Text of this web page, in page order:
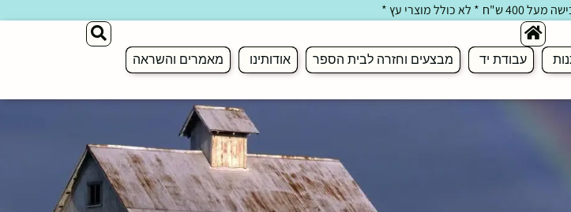
400 ש"ח * לא כולל מוצרי עץ *
עבודת יד מבצעים וחזרה לבית הספר אודותינו מאמרים והשראה